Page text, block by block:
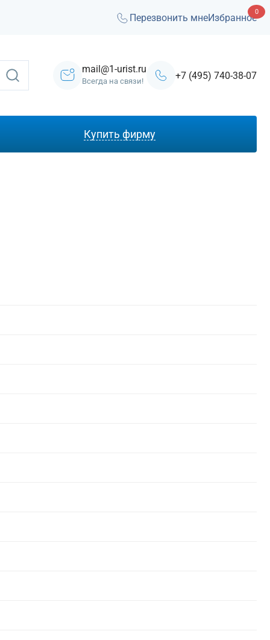
Перезвонить мнеИзбранное
0
mail@1-urist.ru
Всегда на связи! +7 (495) 740-38-07
Купить фирму